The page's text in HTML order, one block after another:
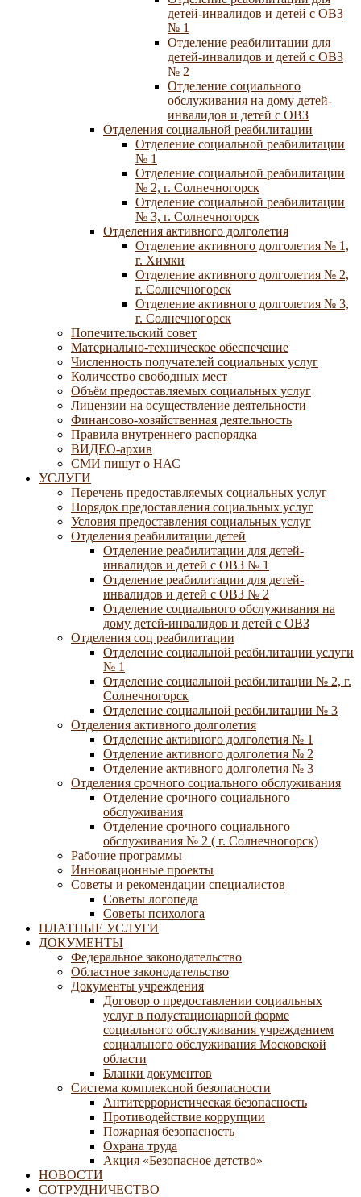
детей-инвалидов и детей с ОВЗ
№ 1
Отделение реабилитации для
детей-инвалидов и детей с ОВЗ
№ 2
Отделение социального
обслуживания на дому детей-
инвалидов и детей с ОВЗ
Отделения социальной реабилитации
Отделение социальной реабилитации
№ 1
Отделение социальной реабилитации
№ 2, г. Солнечногорск
Отделение социальной реабилитации
№ 3, г. Солнечногорск
Отделения активного долголетия
Отделение активного долголетия № 1,
г. Химки
Отделение активного долголетия № 2,
г. Солнечногорск
Отделение активного долголетия № 3,
г. Солнечногорск
Попечительский совет
Материально-техническое обеспечение
Численность получателей социальных услуг
Количество свободных мест
Объём предоставляемых социальных услуг
Лицензии на осуществление деятельности
Финансово-хозяйственная деятельность
Правила внутреннего распорядка
ВИДЕО-архив
СМИ пишут о НАС
УСЛУГИ
Перечень предоставляемых социальных услуг
Порядок предоставления социальных услуг
Условия предоставления социальных услуг
Отделения реабилитации детей
Отделение реабилитации для детей-
инвалидов и детей с ОВЗ № 1
Отделение реабилитации для детей-
инвалидов и детей с ОВЗ № 2
Отделение социального обслуживания на
дому детей-инвалидов и детей с ОВЗ
Отделения соц реабилитации
Отделение социальной реабилитации услуги
№ 1
Отделение социальной реабилитации № 2, г.
Солнечногорск
Отделение социальной реабилитации № 3
Отделения активного долголетия
Отделение активного долголетия № 1
Отделение активного долголетия № 2
Отделение активного долголетия № 3
Отделения срочного социального обслуживания
Отделение срочного социального
обслуживания
Отделение срочного социального
обслуживания № 2 ( г. Солнечногорск)
Рабочие программы
Инновационные проекты
Советы и рекомендации специалистов
Советы логопеда
Советы психолога
ПЛАТНЫЕ УСЛУГИ
ДОКУМЕНТЫ
Федеральное законодательство
Областное законодательство
Документы учреждения
Договор о предоставлении социальных
услуг в полустационарной форме
социального обслуживания учреждением
социального обслуживания Московской
области
Бланки документов
Система комплексной безопасности
Антитеррористическая безопасность
Противодействие коррупции
Пожарная безопасность
Охрана труда
Акция «Безопасное детство»
НОВОСТИ
СОТРУДНИЧЕСТВО